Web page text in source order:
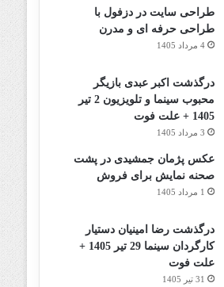
طراحی سایت در دزفول با
طراحی حرفه‌ ای و مدرن
4 مرداد 1405
درگذشت اکبر عبدی بازیگر
محبوب سینما و تلویزیون 2 تیر
1405 + علت فوت
3 مرداد 1405
عکس پژمان جمشیدی در پشت
صحنه نمایش برای فروش
1 مرداد 1405
درگذشت رضا امینیان دستیار
کارگردان سینما 29 تیر 1405 +
علت فوت
31 تیر 1405